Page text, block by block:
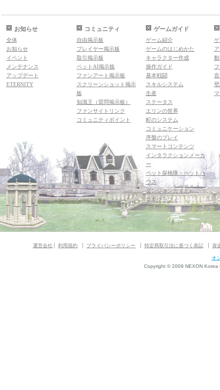
お知らせ
全体
お知らせ
イベント
メンテナンス
アップデート
ETERNITY
コミュニティ
自由掲示板
プレイヤー掲示板
取引掲示板
ペットAI掲示板
ファンアート掲示板
スクリーンショット掲示
板
知識王（質問掲示板）
ファンサイトリンク
コミュニティポイント
ゲームガイド
ゲーム紹介
ゲームのはじめかた
キャラクター作成
操作ガイド
基本戦闘
スキルシステム
生産
ステータス
エリンの世界
町のシステム
コミュニケーション
序盤のプレイ
スマートコンテンツ
インタラクションメーカ
ー
ペット探検隊・ペットハ
ウス
ダンジョンガイド
マギグラフィ
運営会社 利用規約 プライバシーポリシー 特定商取引法に基づく表記 資
オ
Copyright © 2009 NEXON Korea